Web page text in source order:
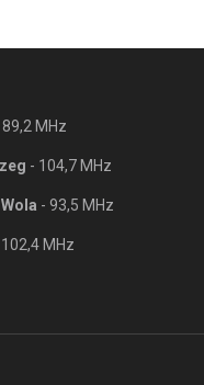
89,2 MHz
- 104,7 MHz
- 93,5 MHz
MHz